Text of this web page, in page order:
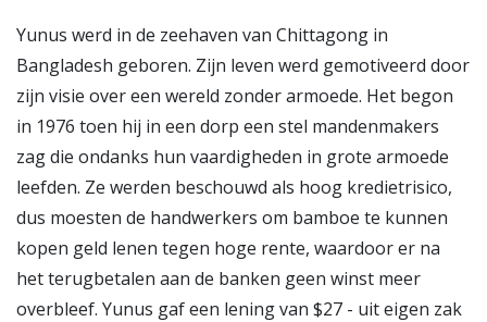
Yunus werd in de zeehaven van Chittagong in
Bangladesh geboren. Zijn leven werd gemotiveerd door
zijn visie over een wereld zonder armoede. Het begon
in 1976 toen hij in een dorp een stel mandenmakers
zag die ondanks hun vaardigheden in grote armoede
leefden. Ze werden beschouwd als hoog kredietrisico,
dus moesten de handwerkers om bamboe te kunnen
kopen geld lenen tegen hoge rente, waardoor er na
het terugbetalen aan de banken geen winst meer
overbleef. Yunus gaf een lening van $27 - uit eigen zak